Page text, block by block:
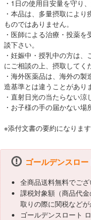
・1日の使用目安量を守り
・本品は、多量摂取によ
ものではありません。
・医師による治療・投薬
談下さい。
・妊娠中・授乳中の方は
にご相談の上、摂取してく
・海外医薬品は、海外の
造基準とは違うことがあり
・直射日光の当たらない涼
・お子様の手の届かない場
※添付文書の要約になります
ゴールデンスロー
全商品送料無料でござ
課税対象額（商品代
取りの際に関税などが
ゴールデンスロート